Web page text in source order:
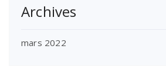
Archives
mars 2022